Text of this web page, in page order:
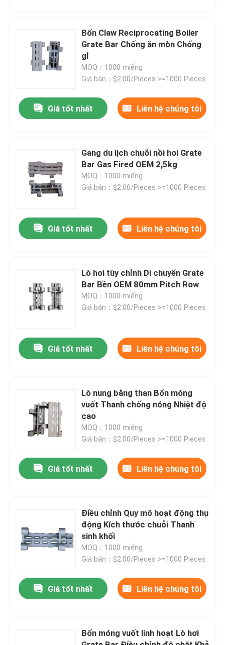
Nhà
Địa chỉ liên hệ
Bộ phận lò hơi
Bộ phận lò hơi than
tấm thép carbon
Ống thép liền mạch
Ống nồi hơi áp suất cao
Bốn Claw Reciprocating Boiler
Grate Bar Chống ăn mòn Chống
gỉ
MOQ：1000 miếng
Giá bán：$2.00/Pieces >=1000 Pieces
Giá tốt nhất Liên hệ chúng tôi
Gang du lịch chuỗi nồi hơi Grate
Bar Gas Fired OEM 2,5kg
MOQ：1000 miếng
Giá bán：$2.00/Pieces >=1000 Pieces
Giá tốt nhất Liên hệ chúng tôi
Lò hơi tùy chỉnh Di chuyển Grate
Bar Bền OEM 80mm Pitch Row
MOQ：1000 miếng
Giá bán：$2.00/Pieces >=1000 Pieces
Giá tốt nhất Liên hệ chúng tôi
Lò nung bằng than Bốn móng
vuốt Thanh chống nóng Nhiệt độ
cao
MOQ：1000 miếng
Giá bán：$2.00/Pieces >=1000 Pieces
Giá tốt nhất Liên hệ chúng tôi
Điều chỉnh Quy mô hoạt động thụ
động Kích thước chuỗi Thanh
sinh khối
MOQ：1000 miếng
Giá bán：$2.00/Pieces >=1000 Pieces
Giá tốt nhất Liên hệ chúng tôi
Bốn móng vuốt linh hoạt Lò hơi